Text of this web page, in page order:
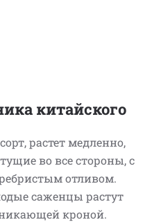
китайского
растет медленно,
во все стороны, с
отливом.
саженцы растут
кроной.